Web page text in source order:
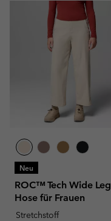
Neu
ROC™ Tech Wide Leg
Hose für Frauen
Stretchstoff